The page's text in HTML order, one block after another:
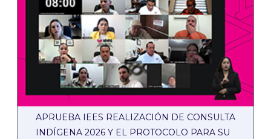
APRUEBA IEES REALIZACIÓN DE CONSULTA
INDÍGENA 2026 Y EL PROTOCOLO PARA SU